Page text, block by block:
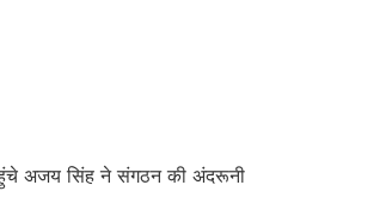
अजय सिंह ने संगठन की अंदरूनी